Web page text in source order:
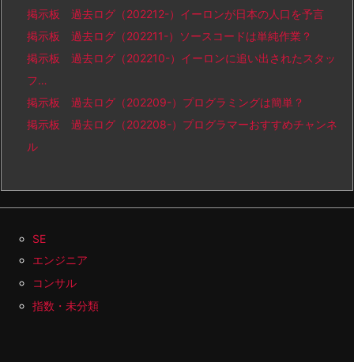
掲示板 過去ログ（202212-）イーロンが日本の人口を予言
掲示板 過去ログ（202211-）ソースコードは単純作業？
掲示板 過去ログ（202210-）イーロンに追い出されたスタッ
フ…
掲示板 過去ログ（202209-）プログラミングは簡単？
掲示板 過去ログ（202208-）プログラマーおすすめチャンネ
ル
SE
エンジニア
コンサル
指数・未分類